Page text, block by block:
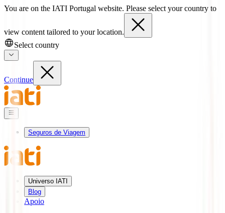
You are on the IATI Portugal website. Please select your country to
view content tailored to your location.
Select country
Continue
Seguros de Viagem
Universo IATI
Blog
Apoio